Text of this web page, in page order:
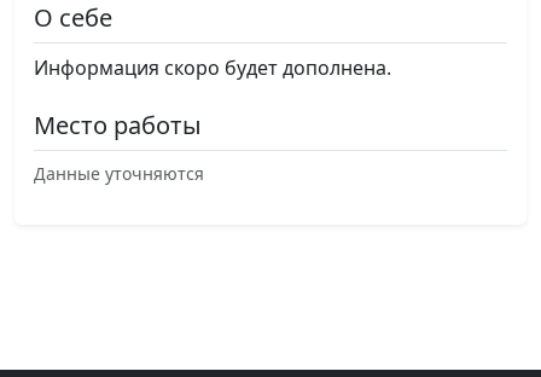
О себе
Информация скоро будет дополнена.
Место работы
Данные уточняются